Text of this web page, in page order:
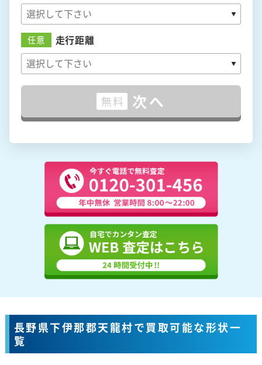
任意 走行距離
無料 次へ
長野県下伊那郡天龍村で買取可能な形状一
覧